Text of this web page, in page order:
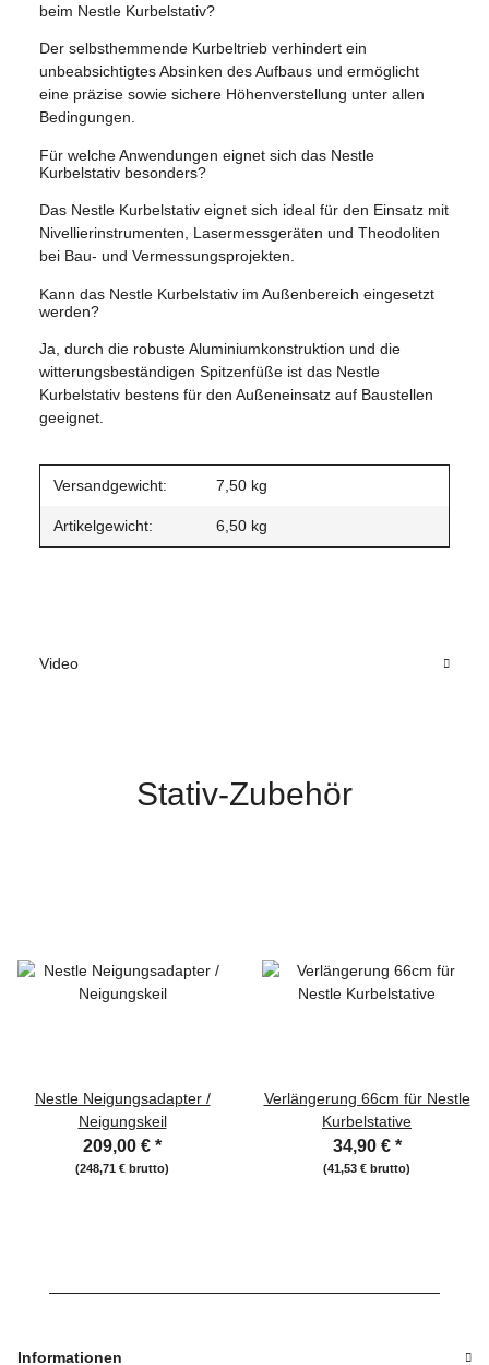
beim Nestle Kurbelstativ?
Der selbsthemmende Kurbeltrieb verhindert ein
unbeabsichtigtes Absinken des Aufbaus und ermöglicht
eine präzise sowie sichere Höhenverstellung unter allen
Bedingungen.
Für welche Anwendungen eignet sich das Nestle
Kurbelstativ besonders?
Das Nestle Kurbelstativ eignet sich ideal für den Einsatz mit
Nivellierinstrumenten, Lasermessgeräten und Theodoliten
bei Bau- und Vermessungsprojekten.
Kann das Nestle Kurbelstativ im Außenbereich eingesetzt
werden?
Ja, durch die robuste Aluminiumkonstruktion und die
witterungsbeständigen Spitzenfüße ist das Nestle
Kurbelstativ bestens für den Außeneinsatz auf Baustellen
geeignet.
Versandgewicht: 7,50 kg
Artikelgewicht: 6,50 kg
Video
Stativ-Zubehör
Nestle Neigungsadapter /
Neigungskeil
209,00 € *
(248,71 € brutto)
Verlängerung 66cm für Nestle
Kurbelstative
34,90 € *
(41,53 € brutto)
Informationen